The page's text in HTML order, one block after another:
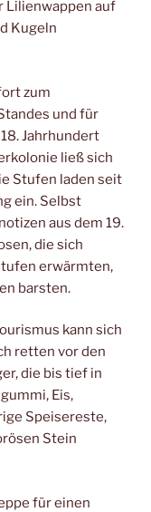
Lilienwappen auf
Kugeln
zum
und für
Jahrhundert
ließ sich
Stufen laden seit
ein. Selbst
aus dem 19.
die sich
erwärmten,
barsten.
kann sich
retten vor den
die bis tief in
Eis,
Speisereste,
Stein
für einen